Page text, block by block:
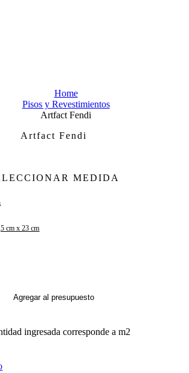
Home
Pisos y Revestimientos
Artfact Fendi
Artfact Fendi
MEDIDA
cm x 23 cm
Agregar al presupuesto
ingresada corresponde a m2